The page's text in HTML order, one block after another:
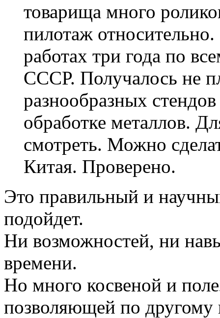
товарища много
пилотаж
работах три года по
СССР. Получалось не
разнообразных
обработке металлов.
смотреть. Можно
Китая. Проверено.
Это правильный и
подойдет.
Ни возможностей, ни
времени.
Но много косвеной и
позволяющей по другому